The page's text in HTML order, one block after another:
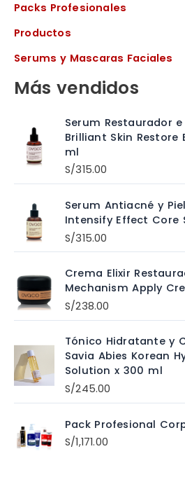
Packs Profesionales
Productos
Serums y Mascaras Faciales
Más vendidos
Serum Restaurador
Brilliant Skin Restore
ml
S/315.00
Serum Antiacné y
Intensify Effect Core
S/315.00
Crema Elixir
Mechanism Apply
S/238.00
Tónico Hidratante y
Savia Abies Korean
Solution x 300 ml
S/245.00
Pack Profesional
S/1,171.00